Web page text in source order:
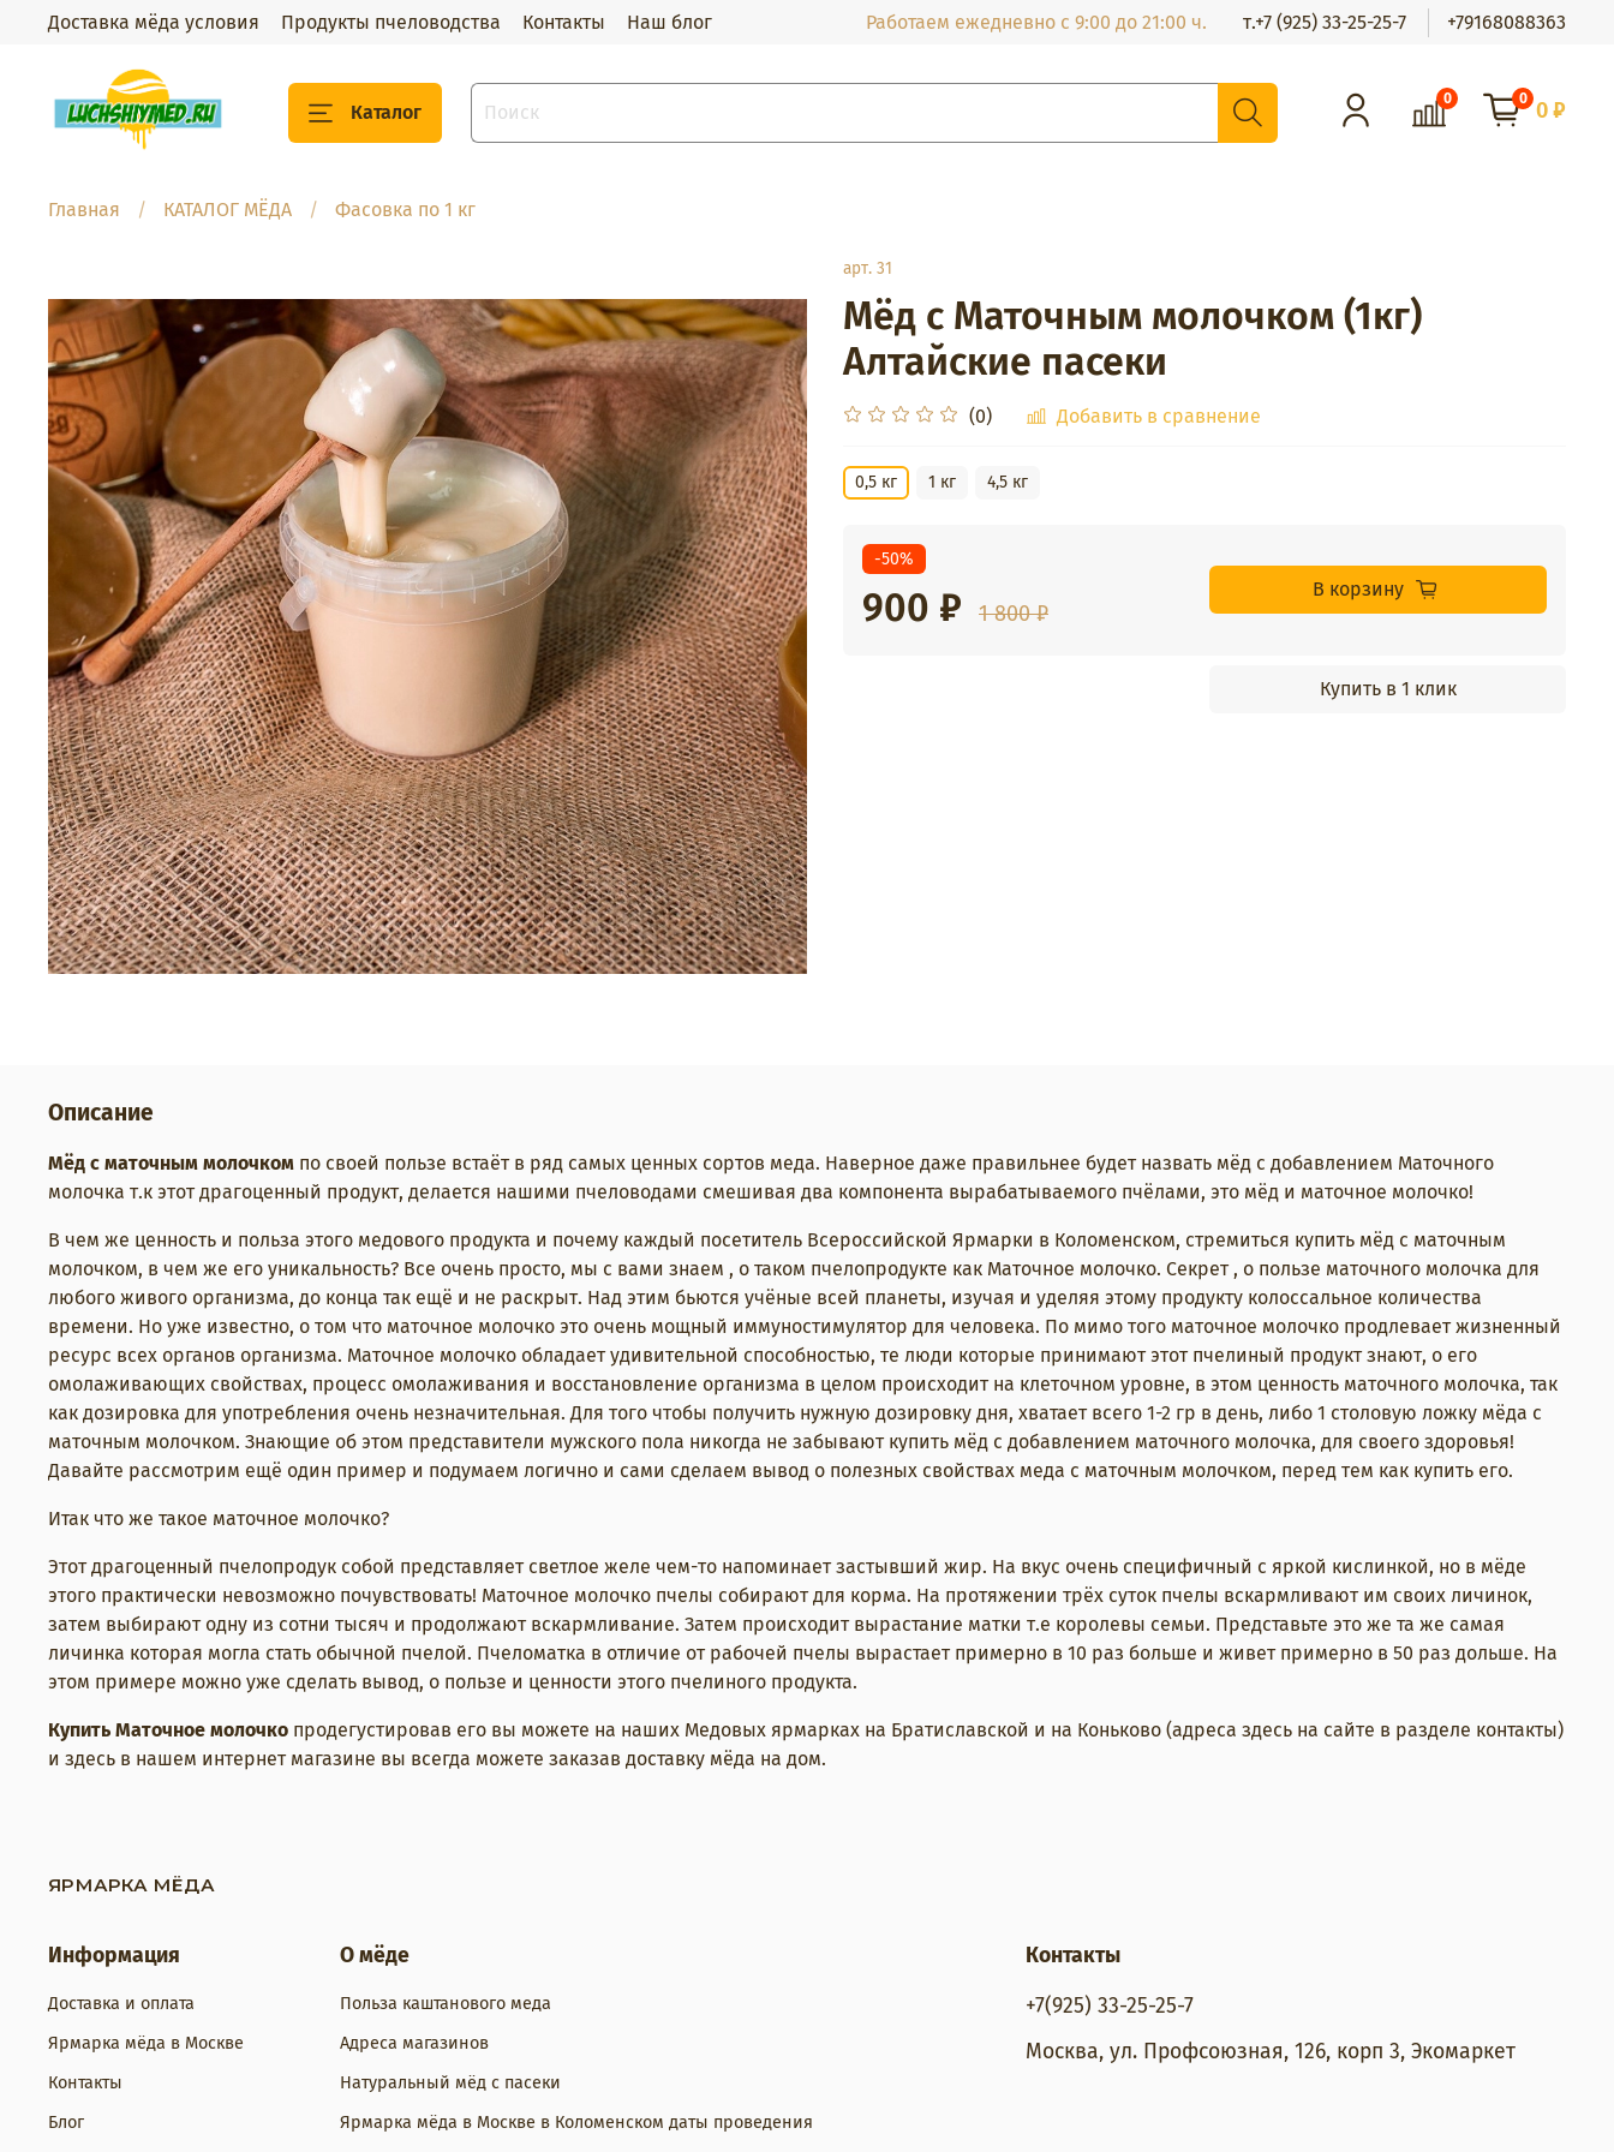
Доставка мёда условия Продукты пчеловодства Контакты Наш блог Работаем ежедневно с 9:00 до 21:00 ч. т.+7 (925) 33-25-25-7 +79168088363
Каталог
0 0 0 ₽
Главная КАТАЛОГ МЁДА Фасовка по 1 кг
арт. 31
Мёд с Маточным молочком (1кг)
Алтайские пасеки
(0) Добавить в сравнение
0,5 кг 1 кг 4,5 кг
-50%
900 ₽ 1 800 ₽
В корзину
Купить в 1 клик
Описание
Мёд с маточным молочком по своей пользе встаёт в ряд самых ценных сортов меда. Наверное даже правильнее будет назвать мёд с добавлением Маточного
молочка т.к этот драгоценный продукт, делается нашими пчеловодами смешивая два компонента вырабатываемого пчёлами, это мёд и маточное молочко!
В чем же ценность и польза этого медового продукта и почему каждый посетитель Всероссийской Ярмарки в Коломенском, стремиться купить мёд с маточным
молочком, в чем же его уникальность? Все очень просто, мы с вами знаем , о таком пчелопродукте как Маточное молочко. Секрет , о пользе маточного молочка для
любого живого организма, до конца так ещё и не раскрыт. Над этим бьются учёные всей планеты, изучая и уделяя этому продукту колоссальное количества
времени. Но уже известно, о том что маточное молочко это очень мощный иммуностимулятор для человека. По мимо того маточное молочко продлевает жизненный
ресурс всех органов организма. Маточное молочко обладает удивительной способностью, те люди которые принимают этот пчелиный продукт знают, о его
омолаживающих свойствах, процесс омолаживания и восстановление организма в целом происходит на клеточном уровне, в этом ценность маточного молочка, так
как дозировка для употребления очень незначительная. Для того чтобы получить нужную дозировку дня, хватает всего 1-2 гр в день, либо 1 столовую ложку мёда с
маточным молочком. Знающие об этом представители мужского пола никогда не забывают купить мёд с добавлением маточного молочка, для своего здоровья!
Давайте рассмотрим ещё один пример и подумаем логично и сами сделаем вывод о полезных свойствах меда с маточным молочком, перед тем как купить его.
Итак что же такое маточное молочко?
Этот драгоценный пчелопродук собой представляет светлое желе чем-то напоминает застывший жир. На вкус очень специфичный с яркой кислинкой, но в мёде
этого практически невозможно почувствовать! Маточное молочко пчелы собирают для корма. На протяжении трёх суток пчелы вскармливают им своих личинок,
затем выбирают одну из сотни тысяч и продолжают вскармливание. Затем происходит вырастание матки т.е королевы семьи. Представьте это же та же самая
личинка которая могла стать обычной пчелой. Пчеломатка в отличие от рабочей пчелы вырастает примерно в 10 раз больше и живет примерно в 50 раз дольше. На
этом примере можно уже сделать вывод, о пользе и ценности этого пчелиного продукта.
Купить Маточное молочко продегустировав его вы можете на наших Медовых ярмарках на Братиславской и на Коньково (адреса здесь на сайте в разделе контакты)
и здесь в нашем интернет магазине вы всегда можете заказав доставку мёда на дом.
ЯРМАРКА МЁДА
Информация
Доставка и оплата
Ярмарка мёда в Москве
Контакты
Блог
О мёде
Польза каштанового меда
Адреса магазинов
Натуральный мёд с пасеки
Ярмарка мёда в Москве в Коломенском даты проведения
Контакты
+7(925) 33-25-25-7
Москва, ул. Профсоюзная, 126, корп 3, Экомаркет